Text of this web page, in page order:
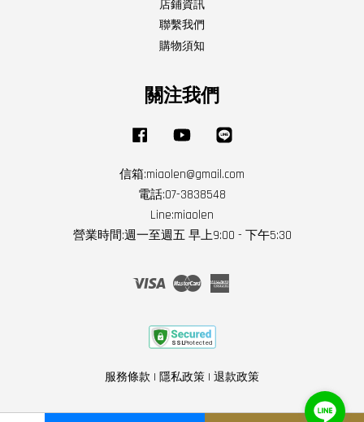
店鋪資訊
聯繫我們
購物須知
關注我們
Facebook YouTube
信箱:miaolen@gmail.com
電話:07-3838548
Line:miaolen
營業時間:週一至週五 早上9:00 - 下午5:30
Visa Master
服務條款 | 隱私政策 | 退款政策